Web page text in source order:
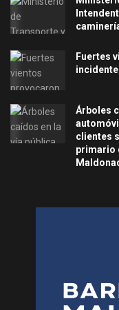
Fuertes
Árboles
clientes
primario